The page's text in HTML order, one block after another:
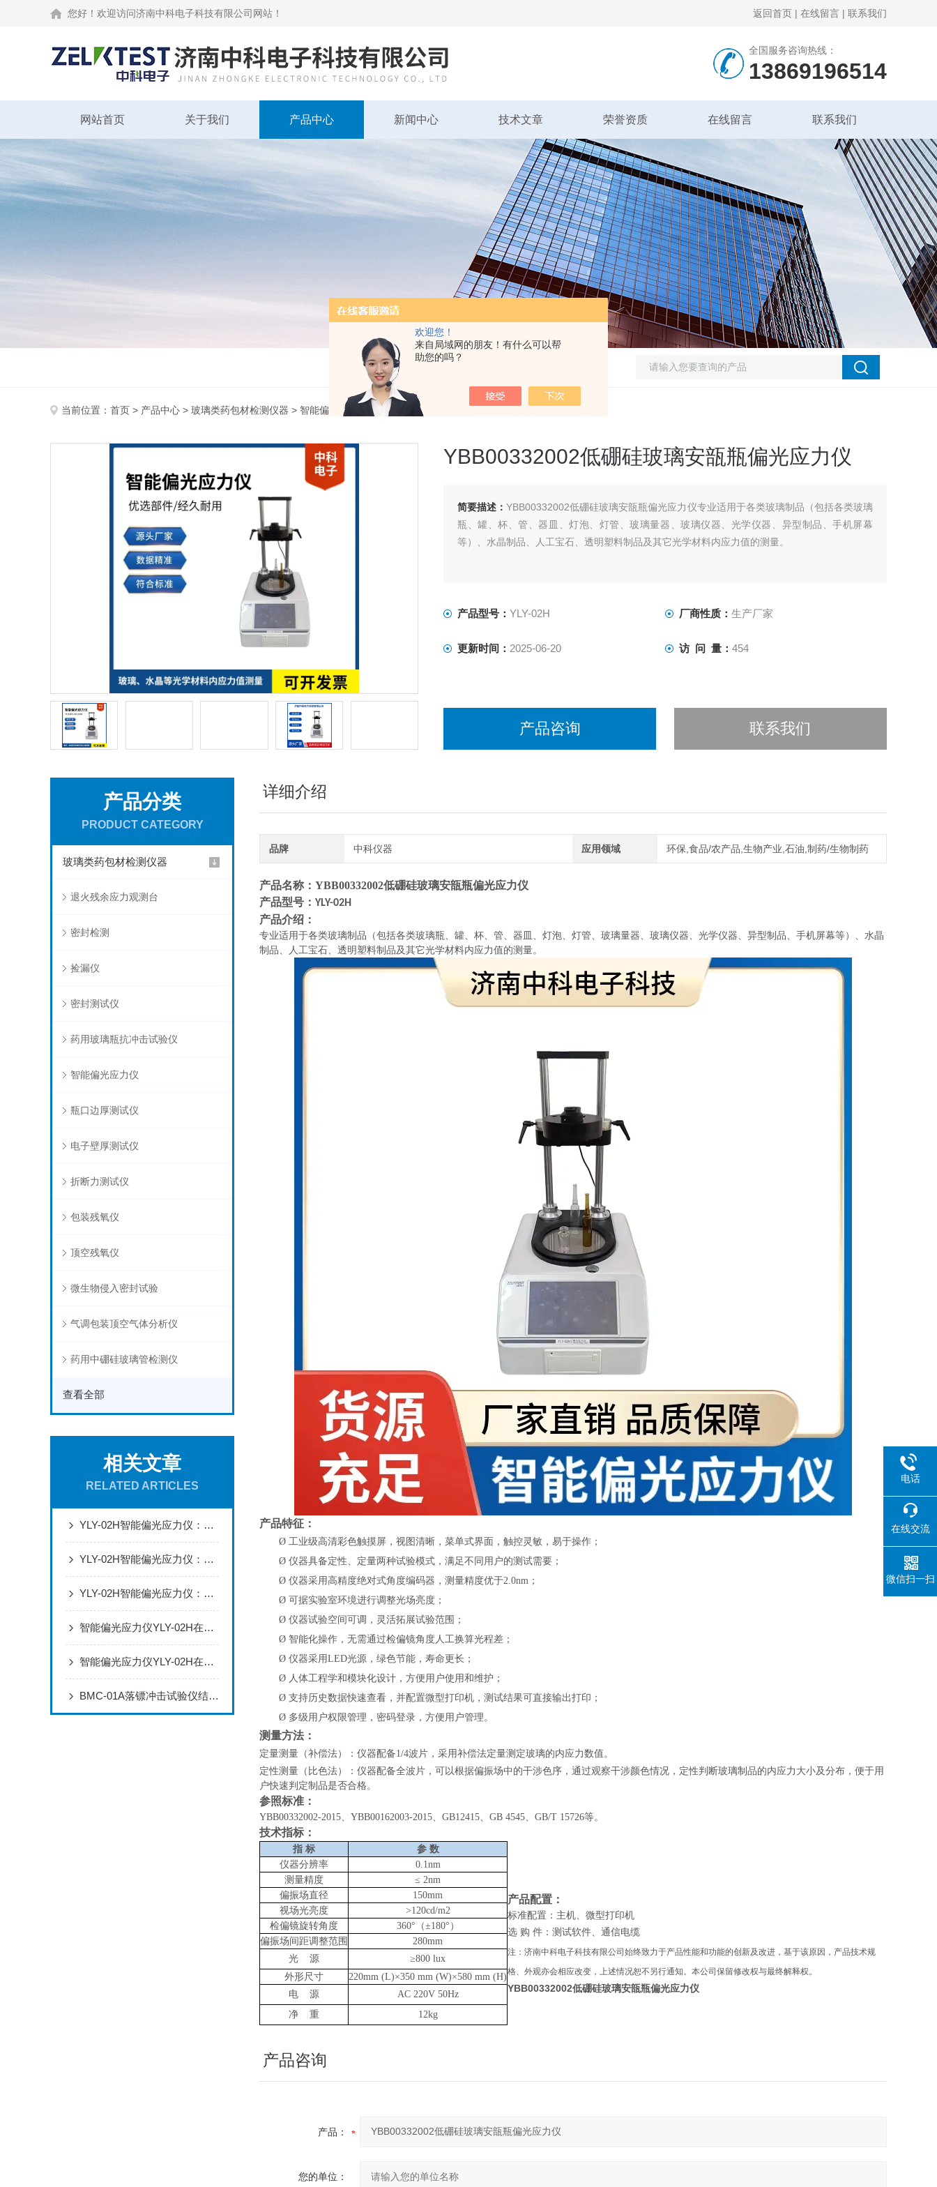
欢迎您！
来自局域网的朋友！有什么可以帮
助您的吗？
您好！欢迎访问济南中科电子科技有限公司网站！ 返回首页 | 在线留言 | 联系我们
全国服务咨询热线：
13869196514
网站首页 关于我们 产品中心 新闻中心 技术文章 荣誉资质 在线留言 联系我们
当前位置： 首页 > 产品中心 > 玻璃类药包材检测仪器 > 智能偏光应力仪 > YLY-02HYBB00332002低硼硅玻璃安瓿瓶偏光应力仪
YBB00332002低硼硅玻璃安瓿瓶偏光应力仪
简要描述：YBB00332002低硼硅玻璃安瓿瓶偏光应力仪专业适用于各类玻璃制品（包括各类玻璃
瓶、罐、杯、管、器皿、灯泡、灯管、玻璃量器、玻璃仪器、光学仪器、异型制品、手机屏幕
等）、水晶制品、人工宝石、透明塑料制品及其它光学材料内应力值的测量。
产品型号： YLY-02H 厂商性质： 生产厂家
更新时间： 2025-06-20 访 问 量： 454
产品咨询 联系我们
产品分类
PRODUCT CATEGORY
玻璃类药包材检测仪器
退火残余应力观测台
密封检测
捡漏仪
密封测试仪
药用玻璃瓶抗冲击试验仪
智能偏光应力仪
瓶口边厚测试仪
电子壁厚测试仪
折断力测试仪
包装残氧仪
顶空残氧仪
微生物侵入密封试验
气调包装顶空气体分析仪
药用中硼硅玻璃管检测仪
查看全部
相关文章
RELATED ARTICLES
YLY-02H智能偏光应力仪：药用玻璃容器退火工艺管控与合规达标实战解决方案
YLY-02H智能偏光应力仪：精密光学透镜应力管控与成像质量优化实战解决方案
YLY-02H智能偏光应力仪：药用安瓿瓶内应力全流程管控解决方案
智能偏光应力仪YLY-02H在盖板玻璃应力检测与分级中的应用解决方案
智能偏光应力仪YLY-02H在安瓿瓶内应力质量控制中的系统解决方案
BMC-01A落镖冲击试验仪结构设计与测试应用分析
详细介绍
品牌 中科仪器 应用领域 环保,食品/农产品,生物产业,石油,制药/生物制药
产品名称：YBB00332002低硼硅玻璃安瓿瓶偏光应力仪
产品型号： YLY-02H
产品介绍：
专业适用于各类玻璃制品（包括各类玻璃瓶、罐、杯、管、器皿、灯泡、灯管、玻璃量器、玻璃仪器、光学仪器、异型制品、手机屏幕等）、水晶
制品、人工宝石、透明塑料制品及其它光学材料内应力值的测量。
产品特征：
Ø 工业级高清彩色触摸屏，视图清晰，菜单式界面，触控灵敏，易于操作；
Ø 仪器具备定性、定量两种试验模式，满足不同用户的测试需要；
Ø 仪器采用高精度绝对式角度编码器，测量精度优于2.0nm；
Ø 可据实验室环境进行调整光场亮度；
Ø 仪器试验空间可调，灵活拓展试验范围；
Ø 智能化操作，无需通过检偏镜角度人工换算光程差；
Ø 仪器采用LED光源，绿色节能，寿命更长；
Ø 人体工程学和模块化设计，方便用户使用和维护；
Ø 支持历史数据快速查看，并配置微型打印机，测试结果可直接输出打印；
Ø 多级用户权限管理，密码登录，方便用户管理。
测量方法：
定量测量（补偿法）：仪器配备1/4波片，采用补偿法定量测定玻璃的内应力数值。
定性测量（比色法）：仪器配备全波片，可以根据偏振场中的干涉色序，通过观察干涉颜色情况，定性判断玻璃制品的内应力大小及分布，便于用
户快速判定制品是否合格。
参照标准：
YBB00332002-2015、YBB00162003-2015、GB12415、GB 4545、 GB/T 15726等。
技术指标：
指 标 参 数
仪器分辨率
0.1nm
测量精度
≤ 2nm
偏振场直径
150mm
视场光亮度
>120cd/m2
检偏镜旋转角度
360°（±180°）
偏振场间距调整范围
280mm
光
源
≥800 lux
外形尺寸
220mm (L)×350 mm (W)×580 mm (H)
电
源
AC 220V 50Hz
净
重 12kg
产品配置：
标准配置：主机、微型打印机
选 购 件：测试软件、通信电缆
注： 济南中科电子科技有限公司 始终致力于产品性能和功能的创新及改进，基于该原因，产品技术规
格、外观亦会相应改变，上述情况恕不另行通知。本公司保留修改权与最终解释权。
YBB00332002低硼硅玻璃安瓿瓶偏光应力仪
产品咨询
产品：
您的单位：
电话
在线交流
微信扫一扫